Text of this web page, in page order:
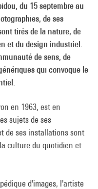
du 15 septembre au
de ses
tirés de la nature, de
et du design industriel.
de sens, de
qui convoque le
en 1963, est en
sujets de ses
de ses installations sont
culture du quotidien et
d'images, l'artiste